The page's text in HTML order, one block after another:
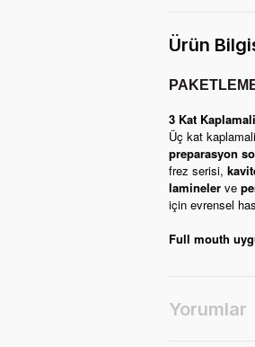
Ürün
3 Kat
Üç kat
preparasyon
frez serisi,
lamineler ve
için evrensel
Full mouth
Yorumlar